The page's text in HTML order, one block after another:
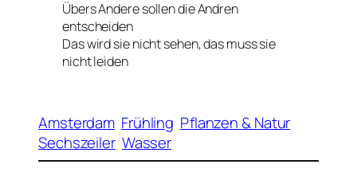
Übers Andere sollen die Andren
entscheiden
Das wird sie nicht sehen, das muss sie
nicht leiden
Amsterdam Frühling Pflanzen & Natur
Sechszeiler Wasser